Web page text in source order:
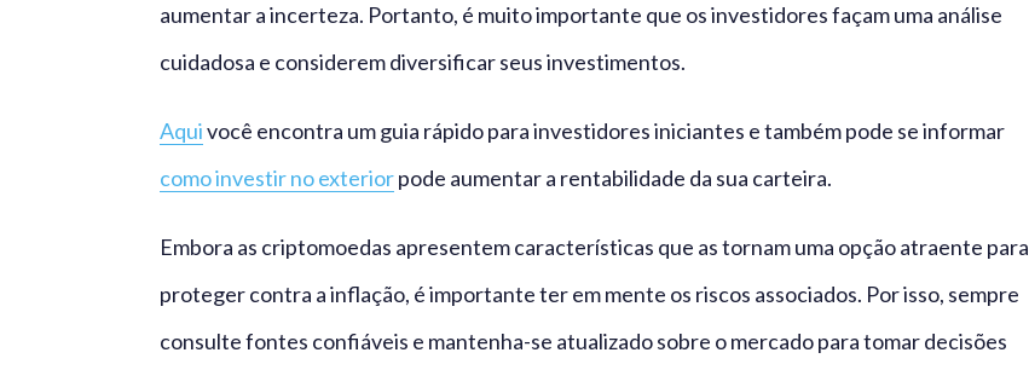
aumentar a incerteza. Portanto, é muito importante que os investidores façam uma análise
cuidadosa e considerem diversificar seus investimentos.
Aquivocê encontra um guia rápido para investidores iniciantes e também pode se informar
como investir no exteriorpode aumentar a rentabilidade da sua carteira.
Embora as criptomoedas apresentem características que as tornam uma opção atraente para
proteger contra a inflação, é importante ter em mente os riscos associados. Por isso, sempre
consulte fontes confiáveis e mantenha-se atualizado sobre o mercado para tomar decisões